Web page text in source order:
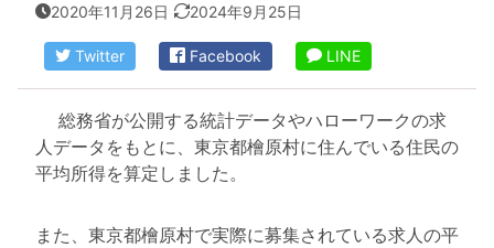
2020年11月26日 2024年9月25日
Twitter Facebook LINE
総務省が公開する統計データやハローワークの求
人データをもとに、東京都檜原村に住んでいる住民の
平均所得を算定しました。
また、東京都檜原村で実際に募集されている求人の平